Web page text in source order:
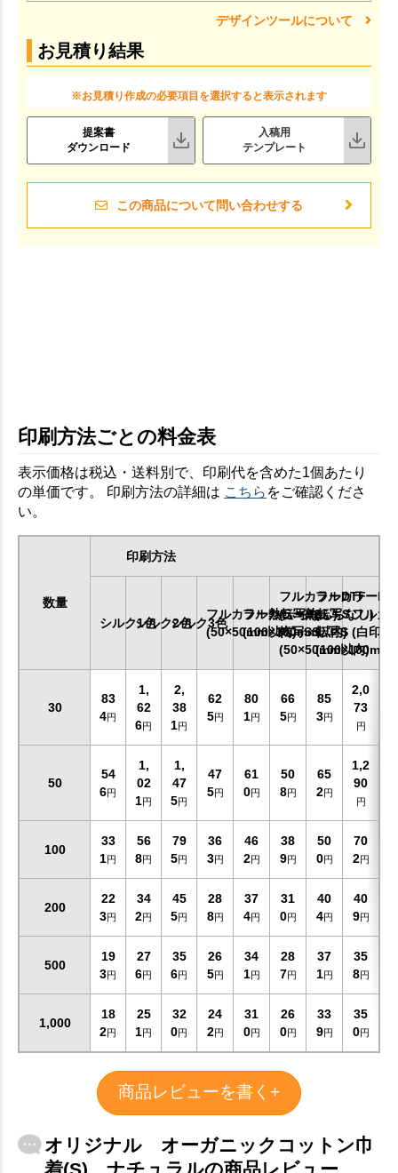
デザインツールについて
お見積り結果
※お見積り作成の必要項目を選択すると表示されます
提案書
ダウンロード
入稿用
テンプレート
この商品について問い合わせする
印刷方法ごとの料金表
表示価格は税込・送料別で、印刷代を含めた1個あたり
の単価です。 印刷方法の詳細は こちら をご確認くださ
い。
数量
印刷方法
シルク1色シルク2色シルク3色
フルカラー熱転写SS
(50×50mm以内)
フルカラー熱転写S
(100×100mm以内)
フルカラーDTF
(ふちなし)
転写SS
(50×50mm以内)
フルカラー
(ふちなし)
転写S
(100×100mm
フルカ
(白印刷
30
83
4円
1,
62
6円
2,
38
1円
62
5円
80
1円
66
5円
85
3円
2,0
73
円
50
54
6円
1,
02
1円
1,
47
5円
47
5円
61
0円
50
8円
65
2円
1,2
90
円
100
33
1円
56
8円
79
5円
36
3円
46
2円
38
9円
50
0円
70
2円
200
22
3円
34
2円
45
5円
28
8円
37
4円
31
0円
40
4円
40
9円
500
19
3円
27
6円
35
6円
26
5円
34
1円
28
7円
37
1円
35
8円
1,000
18
2円
25
1円
32
0円
24
2円
31
0円
26
0円
33
9円
35
0円
商品レビューを書く+
オリジナル オーガニックコットン巾